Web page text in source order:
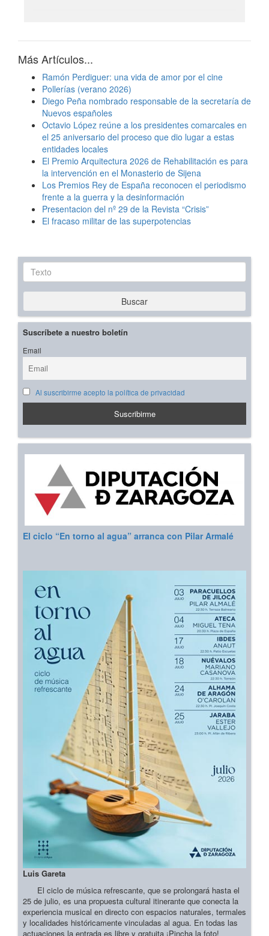
Más Artículos...
Ramón Perdiguer: una vida de amor por el cine
Pollerías (verano 2026)
Diego Peña nombrado responsable de la secretaría de
Nuevos españoles
Octavio López reúne a los presidentes comarcales en
el 25 aniversario del proceso que dio lugar a estas
entidades locales
El Premio Arquitectura 2026 de Rehabilitación es para
la intervención en el Monasterio de Sijena
Los Premios Rey de España reconocen el periodismo
frente a la guerra y la desinformación
Presentacion del nº 29 de la Revista “Crisis”
El fracaso militar de las superpotencias
Texto
Buscar
Suscríbete a nuestro boletín
Email
Al suscribirme acepto la política de privacidad
El ciclo “En torno al agua” arranca con Pilar Armalé
Luis Gareta
El ciclo de música refrescante, que se prolongará hasta el
25 de julio, es una propuesta cultural itinerante que conecta la
experiencia musical en directo con espacios naturales, termales
y localidades históricamente vinculadas al agua. En todas las
actuaciones la entrada es libre y gratuita ¡Pincha la foto!